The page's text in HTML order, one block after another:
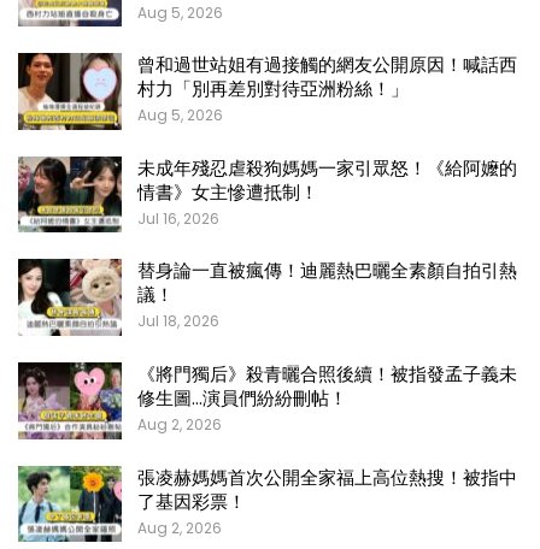
Aug 5, 2026
曾和過世站姐有過接觸的網友公開原因！喊話西
村力「別再差別對待亞洲粉絲！」
Aug 5, 2026
未成年殘忍虐殺狗媽媽一家引眾怒！《給阿嬤的
情書》女主慘遭抵制！
Jul 16, 2026
替身論一直被瘋傳！迪麗熱巴曬全素顏自拍引熱
議！
Jul 18, 2026
《將門獨后》殺青曬合照後續！被指發孟子義未
修生圖…演員們紛紛刪帖！
Aug 2, 2026
張凌赫媽媽首次公開全家福上高位熱搜！被指中
了基因彩票！
Aug 2, 2026